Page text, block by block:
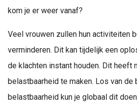
kom je er weer vanaf?
Veel vrouwen zullen hun activiteiten
verminderen. Dit kan tijdelijk een
de klachten instant houden. Dit heeft
belastbaarheid te maken. Los van de
belastbaarheid kun je globaal dit